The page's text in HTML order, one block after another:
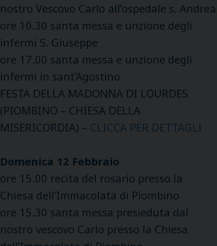
nostro Vescovo Carlo all’ospedale s. Andrea
ore 10.30 santa messa e unzione degli
infermi S. Giuseppe
ore 17.00 santa messa e unzione degli
infermi in sant’Agostino
FESTA DELLA MADONNA DI LOURDES
(PIOMBINO – CHIESA DELLA
MISERICORDIA) – CLICCA PER DETTAGLI
Domenica 12 Febbraio
ore 15.00 recita del rosario presso la
Chiesa dell’Immacolata di Piombino
ore 15.30 santa messa presieduta dal
nostro vescovo Carlo presso la Chiesa